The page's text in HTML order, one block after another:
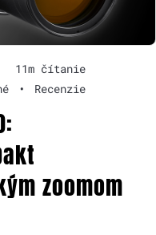
11m čítanie
• Recenzie
zoomom